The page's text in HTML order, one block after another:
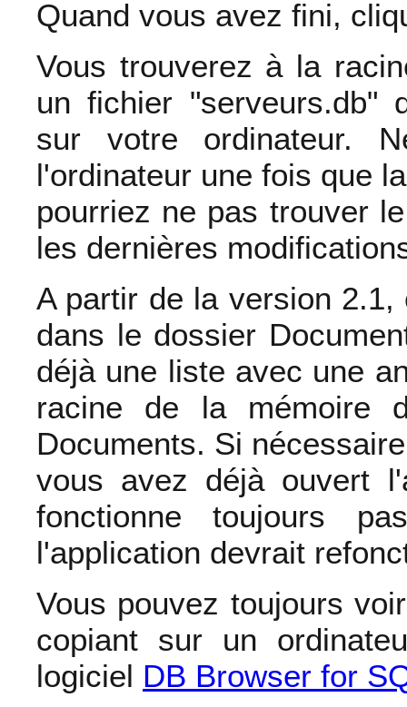
Quand vous avez fini,
Vous trouverez à la
un fichier "serveurs.db"
sur votre ordinateur.
l'ordinateur une fois que
pourriez ne pas trouver
les dernières
A partir de la version
dans le dossier
déjà une liste avec une
racine de la mémoire
Documents. Si
vous avez déjà ouvert
fonctionne toujours
l'application devrait
Vous pouvez toujours
copiant sur un
logiciel DB Browser for